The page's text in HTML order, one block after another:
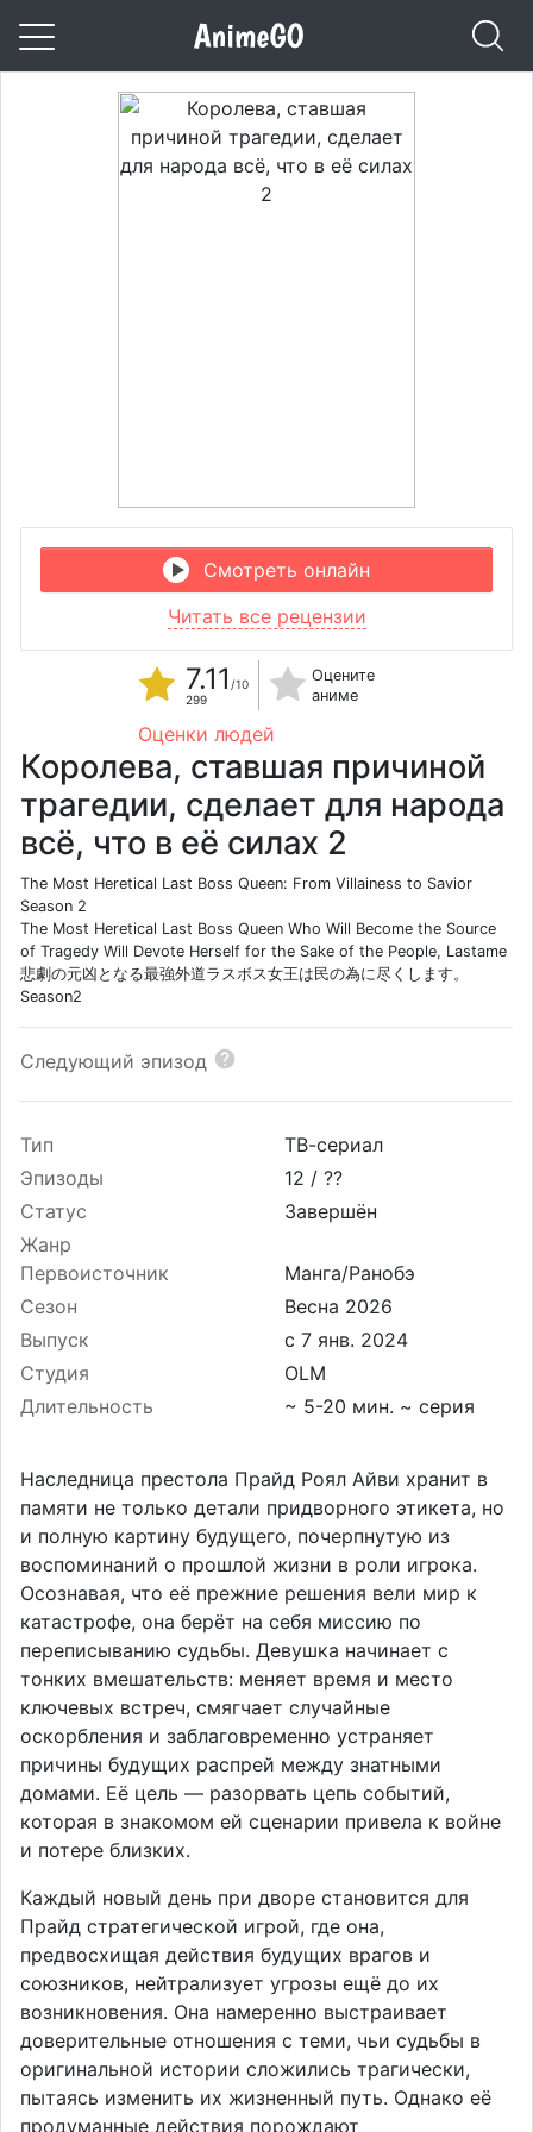
Смотреть онлайн
Читать все рецензии
7.11 /10
299
Оцените
аниме
Оценки людей
Королева, ставшая причиной
трагедии, сделает для народа
всё, что в её силах 2
The Most Heretical Last Boss Queen: From Villainess to Savior
Season 2
The Most Heretical Last Boss Queen Who Will Become the Source
of Tragedy Will Devote Herself for the Sake of the People, Lastame
悲劇の元凶となる最強外道ラスボス女王は民の為に尽くします。
Season2
Следующий эпизод
Тип
ТВ-сериал
Эпизоды
12 / ??
Статус
Завершён
Жанр
Первоисточник
Манга/Ранобэ
Сезон
Весна 2026
Выпуск
Студия
OLM
Длительность
~ 5-20 мин. ~ серия
Наследница престола Прайд Роял Айви хранит в
памяти не только детали придворного этикета, но
и полную картину будущего, почерпнутую из
воспоминаний о прошлой жизни в роли игрока.
Осознавая, что её прежние решения вели мир к
катастрофе, она берёт на себя миссию по
переписыванию судьбы. Девушка начинает с
тонких вмешательств: меняет время и место
ключевых встреч, смягчает случайные
оскорбления и заблаговременно устраняет
причины будущих распрей между знатными
домами. Её цель — разорвать цепь событий,
которая в знакомом ей сценарии привела к войне
и потере близких.
Каждый новый день при дворе становится для
Прайд стратегической игрой, где она,
предвосхищая действия будущих врагов и
союзников, нейтрализует угрозы ещё до их
возникновения. Она намеренно выстраивает
доверительные отношения с теми, чьи судьбы в
оригинальной истории сложились трагически,
пытаясь изменить их жизненный путь. Однако её
продуманные действия порождают